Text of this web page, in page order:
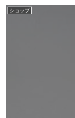
ショップ